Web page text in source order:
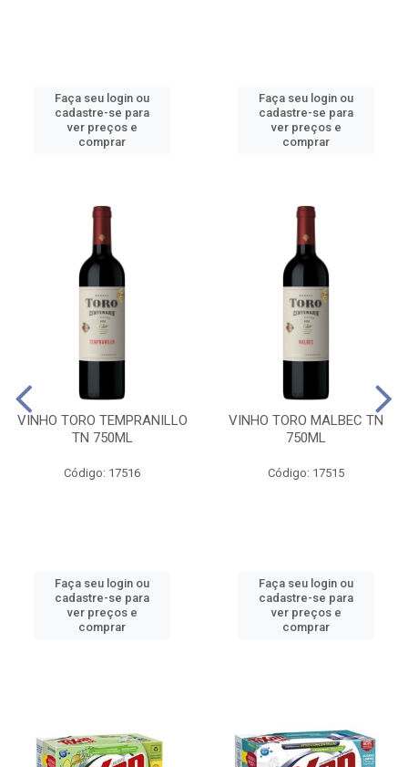
Faça seu login ou
cadastre-se para
ver preços e
comprar
Faça seu login ou
cadastre-se para
ver preços e
comprar
VINHO TORO TEMPRANILLO
TN 750ML
Código: 17516
Faça seu login ou
cadastre-se para
ver preços e
comprar
VINHO TORO MALBEC TN
750ML
Código: 17515
Faça seu login ou
cadastre-se para
ver preços e
comprar